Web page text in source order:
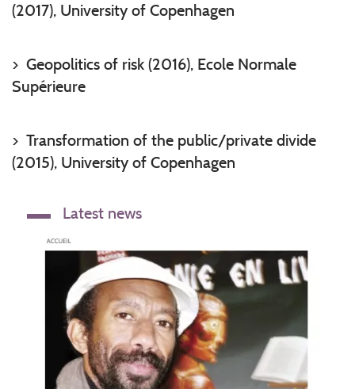
(2017), University of Copenhagen
Geopolitics of risk (2016), Ecole Normale
Supérieure
Transformation of the public/private divide
(2015), University of Copenhagen
Latest news